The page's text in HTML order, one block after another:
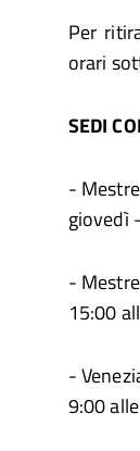
Per
orari
SEDI
-
giovedì
-
15:00
-
9:00